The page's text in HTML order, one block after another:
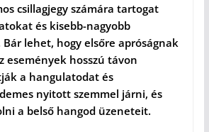
csillagjegy számára tartogat
és kisebb-nagyobb
lehet, hogy elsőre apróságnak
események hosszú távon
a hangulatodat és
nyitott szemmel járni, és
a belső hangod üzeneteit.